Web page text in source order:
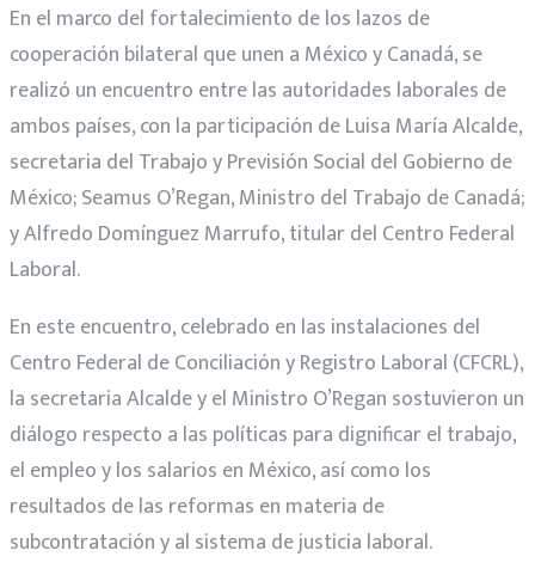
En el marco del fortalecimiento de los lazos de
cooperación bilateral que unen a México y Canadá, se
realizó un encuentro entre las autoridades laborales de
ambos países, con la participación de Luisa MaríaAlcalde,
secretaria del Trabajo y Previsión Social del Gobierno de
México;Seamus O’Regan, Ministro del Trabajo de Canadá;
y Alfredo Domínguez Marrufo, titular del Centro Federal
Laboral.
En este encuentro, celebrado en las instalaciones del
Centro Federal de Conciliación y Registro Laboral (CFCRL),
la secretariaAlcaldey el Ministro O’Regan sostuvieron un
diálogo respecto a las políticas para dignificar el trabajo,
el empleo y los salarios en México, así como los
resultados de las reformas en materia de
subcontratación y al sistema de justicia laboral.